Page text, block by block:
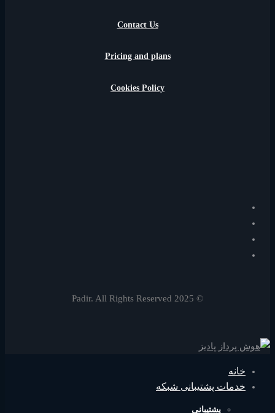
Contact Us
Pricing and plans
Cookies Policy
© 2025 Padir. All Rights Reserved
خانه
خدمات پشتیبانی شبکه
پشتیبانی